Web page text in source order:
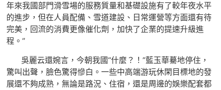
年來我國部門滑雪場的服務質量和基礎設施有了較年夜水平
的進步，但在人員配備、雪道建設、日常運營等方面還有待
完美，回流的消費更像催化劑，加快了企業的提速升級進
程。”
吳麗云還婉言，今朝我國“什麼？！”藍玉華驀地停住，
驚叫出聲，臉色驚得慘白。一些中高端游玩休閑目標地的發
展還不夠成熟，無論是路況、住宿，還是周邊的娛樂配套都